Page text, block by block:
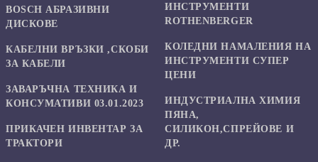
BOSCH АБРАЗИВНИ
ДИСКОВЕ
КАБЕЛНИ ВРЪЗКИ ,СКОБИ
ЗА КАБЕЛИ
ЗАВАРЪЧНА ТЕХНИКА И
КОНСУМАТИВИ 03.01.2023
ПРИКАЧЕН ИНВЕНТАР ЗА
ТРАКТОРИ
ИНСТРУМЕНТИ
ROTHENBERGER
КОЛЕДНИ НАМАЛЕНИЯ НА
ИНСТРУМЕНТИ СУПЕР
ЦЕНИ
ИНДУСТРИАЛНА ХИМИЯ
ПЯНА,
СИЛИКОН,СПРЕЙОВЕ И
ДР.